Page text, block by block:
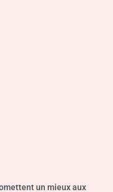
un mieux aux